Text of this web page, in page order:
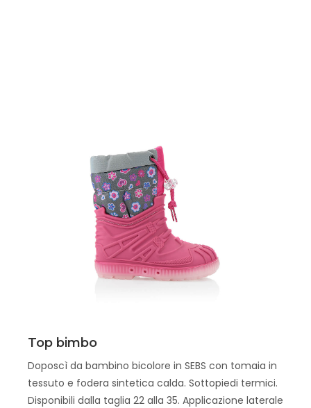
Scopri
Top bimbo
Doposcì da bambino bicolore in SEBS con tomaia in
tessuto e fodera sintetica calda. Sottopiedi termici.
Disponibili dalla taglia 22 alla 35. Applicazione laterale